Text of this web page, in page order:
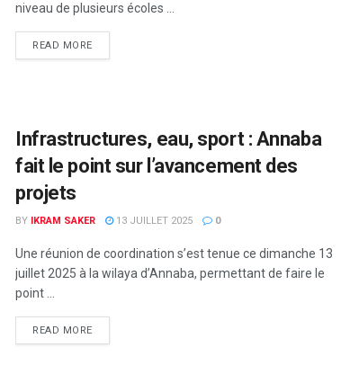
niveau de plusieurs écoles ...
READ MORE
Infrastructures, eau, sport : Annaba
fait le point sur l’avancement des
projets
BY IKRAM SAKER 13 JUILLET 2025 0
Une réunion de coordination s’est tenue ce dimanche 13
juillet 2025 à la wilaya d’Annaba, permettant de faire le
point ...
READ MORE